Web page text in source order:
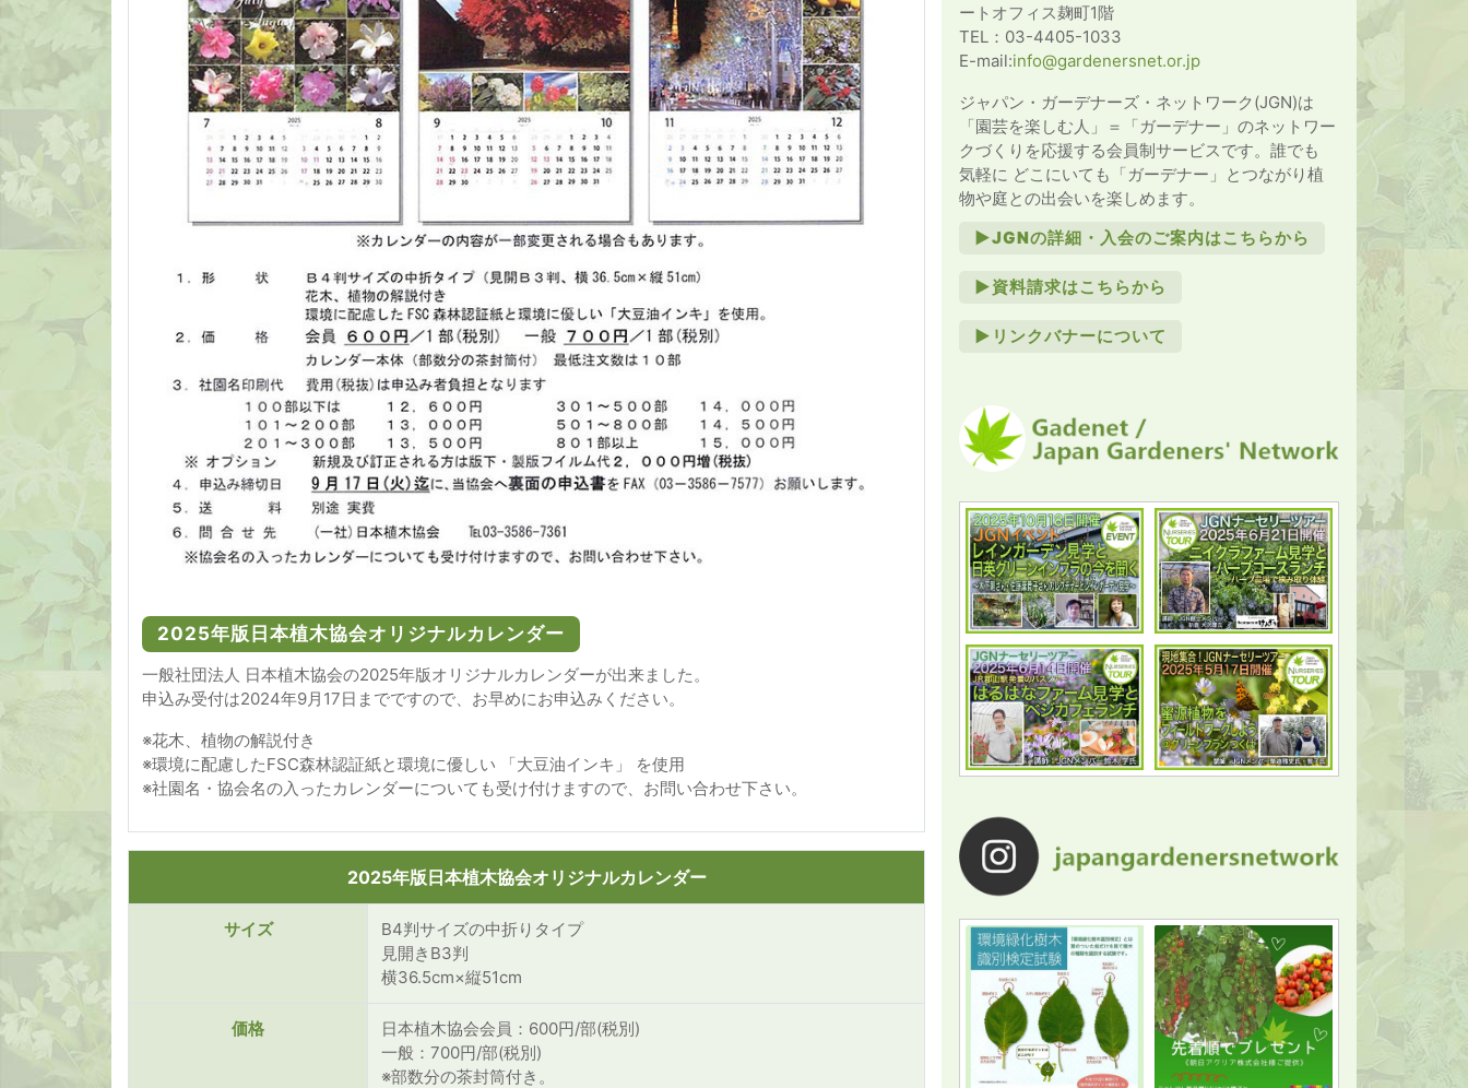
2025年版日本植木協会オリジナルカレンダー
一般社団法人 日本植木協会の2025年版オリジナルカレンダーが出来ました。
申込み受付は2024年9月17日までですので、お早めにお申込みください。
※花木、植物の解説付き
※環境に配慮したFSC森林認証紙と環境に優しい 「大豆油インキ」 を使用
※社園名・協会名の入ったカレンダーについても受け付けますので、お問い合わせ下さい。
2025年版日本植木協会オリジナルカレンダー
サイズ
B4判サイズの中折りタイプ
見開きB3判
横36.5cm×縦51cm
価格
日本植木協会会員：600円/部(税別)
一般：700円/部(税別)
※部数分の茶封筒付き。
ートオフィス麹町1階
TEL：03-4405-1033
E-mail:info@gardenersnet.or.jp
ジャパン・ガーデナーズ・ネットワーク(JGN)は
「園芸を楽しむ人」＝「ガーデナー」のネットワー
クづくりを応援する会員制サービスです。誰でも
気軽に どこにいても「ガーデナー」とつながり植
物や庭との出会いを楽しめます。
►JGNの詳細・入会のご案内はこちらから
►資料請求はこちらから
►リンクバナーについて